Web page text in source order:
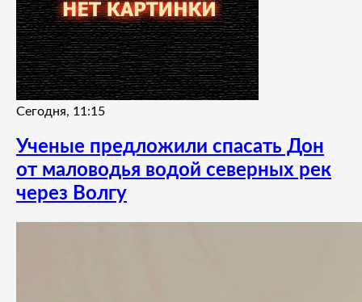
Сегодня, 11:15
Ученые предложили спасать Дон
от маловодья водой северных рек
через Волгу